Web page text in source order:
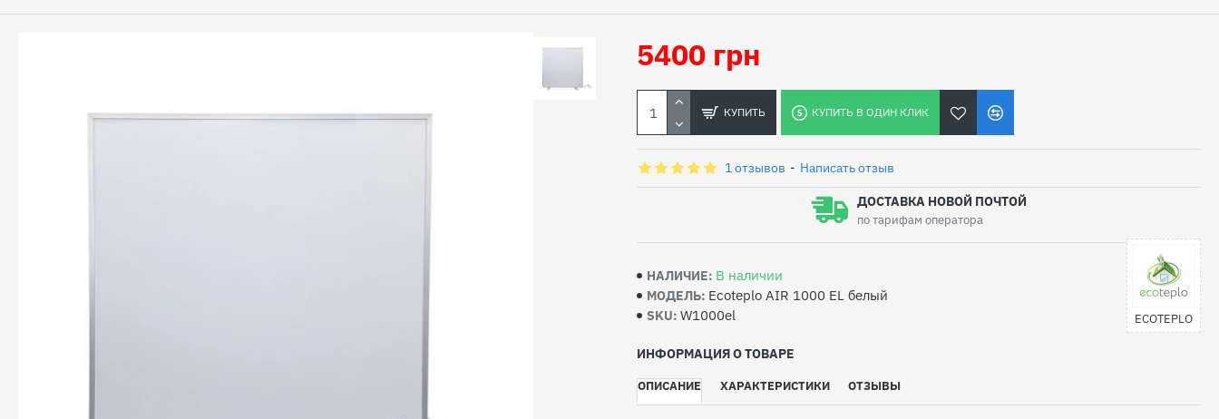
ИНФОРМАЦИЯ О ТОВАРЕ
ОПИСАНИЕ ХАРАКТЕРИСТИКИ ОТЗЫВЫ
НАЛИЧИЕ: В наличии
МОДЕЛЬ: Ecoteplo AIR 1000 EL белый
SKU: W1000el ECOTEPLO
1 отзывов - Написать отзыв
5400 грн
КУПИТЬ КУПИТЬ В ОДИН КЛИК
ДОСТАВКА НОВОЙ ПОЧТОЙ
по тарифам оператора